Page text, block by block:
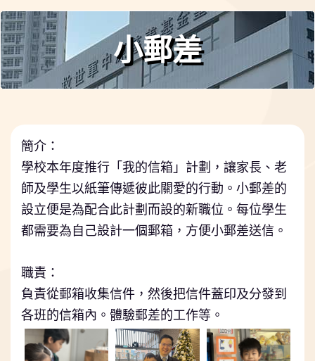
小郵差
簡介：
學校本年度推行「我的信箱」計劃，讓家長、老
師及學生以紙筆傳遞彼此關愛的行動。小郵差的
設立便是為配合此計劃而設的新職位。每位學生
都需要為自己設計一個郵箱，方便小郵差送信。
職責：
負責從郵箱收集信件，然後把信件蓋印及分發到
各班的信箱內。體驗郵差的工作等。